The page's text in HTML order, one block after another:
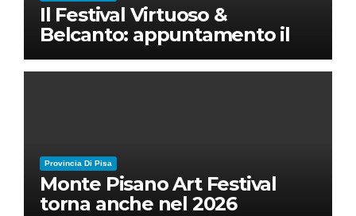
Il Festival Virtuoso &
Belcanto: appuntamento il
28 luglio a Palazzo Blu con
Ruben Micieli
Provincia Di Pisa
Monte Pisano Art Festival
torna anche nel 2026